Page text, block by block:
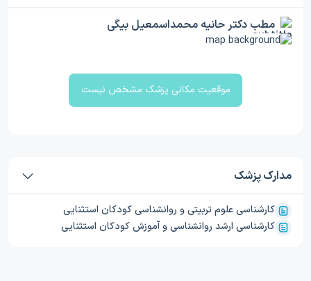
مطب دکتر حانیه محمداسمعیل بیگی
موقعیت مکانی پزشک مشخص نیست
مدارک پزشک
کارشناسی علوم تربیتی و روانشناسی کودکان استثنایی
کارشناسی ارشد روانشناسی و آموزش کودکان استثنایی